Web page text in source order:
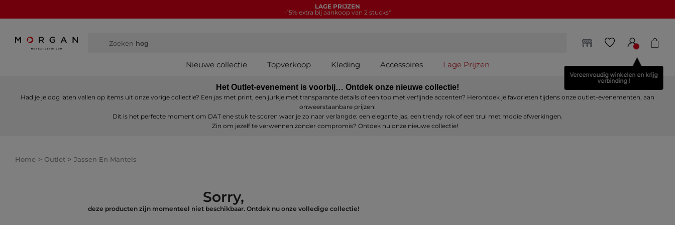
LAGE PRIJZEN
-15% extra bij aankoop van 2 stucks*
Zoeken hoge
Vereenvoudig winkelen en krijg
verbinding !
Nieuwe collectie Topverkoop Kleding Accessoires Lage Prijzen
Het Outlet-evenement is voorbij… Ontdek onze nieuwe collectie!
Had je je oog laten vallen op items uit onze vorige collectie? Een jas met print, een jurkje met transparante details of een top met verfijnde accenten? Herontdek je favorieten tijdens onze outlet-evenementen, aan
onweerstaanbare prijzen!
Dit is het perfecte moment om DAT ene stuk te scoren waar je zo naar verlangde: een elegante jas, een trendy rok of een trui met mooie afwerkingen.
Zin om jezelf te verwennen zonder compromis? Ontdek nu onze nieuwe collectie!
Home Outlet Jassen En Mantels
Sorry,
deze producten zijn momenteel niet beschikbaar. Ontdek nu onze volledige collectie!